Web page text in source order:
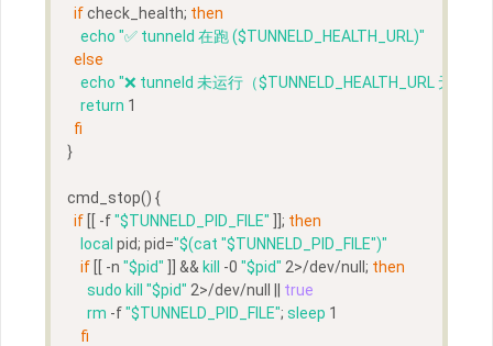
if check_health; then
echo "✅ tunneld 在跑 ($TUNNELD_HEALTH_URL)"
else
echo "❌ tunneld 未运行（$TUNNELD_HEALTH_URL 无响应
return 1
fi
}
cmd_stop() {
if [[ -f "$TUNNELD_PID_FILE" ]]; then
local pid; pid="$(cat "$TUNNELD_PID_FILE")"
if [[ -n "$pid" ]] && kill -0 "$pid" 2>/dev/null; then
sudo kill "$pid" 2>/dev/null || true
rm -f "$TUNNELD_PID_FILE"; sleep 1
fi